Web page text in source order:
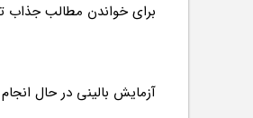
برای خواندن مطالب جذاب